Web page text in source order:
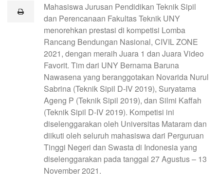
lprint
Mahasiswa Jurusan Pendidikan Teknik Sipil
dan Perencanaan Fakultas Teknik UNY
menorehkan prestasi di kompetisi Lomba
Rancang Bendungan Nasional, CIVIL ZONE
2021, dengan meraih Juara 1 dan Juara Video
Favorit. Tim dari UNY Bernama Baruna
Nawasena yang beranggotakan Novarida Nurul
Sabrina (Teknik Sipil D-IV 2019), Suryatama
Ageng P (Teknik Sipil 2019), dan Silmi Kaffah
(Teknik Sipil D-IV 2019). Kompetisi ini
diselenggarakan oleh Universitas Mataram dan
diikuti oleh seluruh mahasiswa dari Perguruan
Tinggi Negeri dan Swasta di Indonesia yang
diselenggarakan pada tanggal 27 Agustus – 13
November 2021.